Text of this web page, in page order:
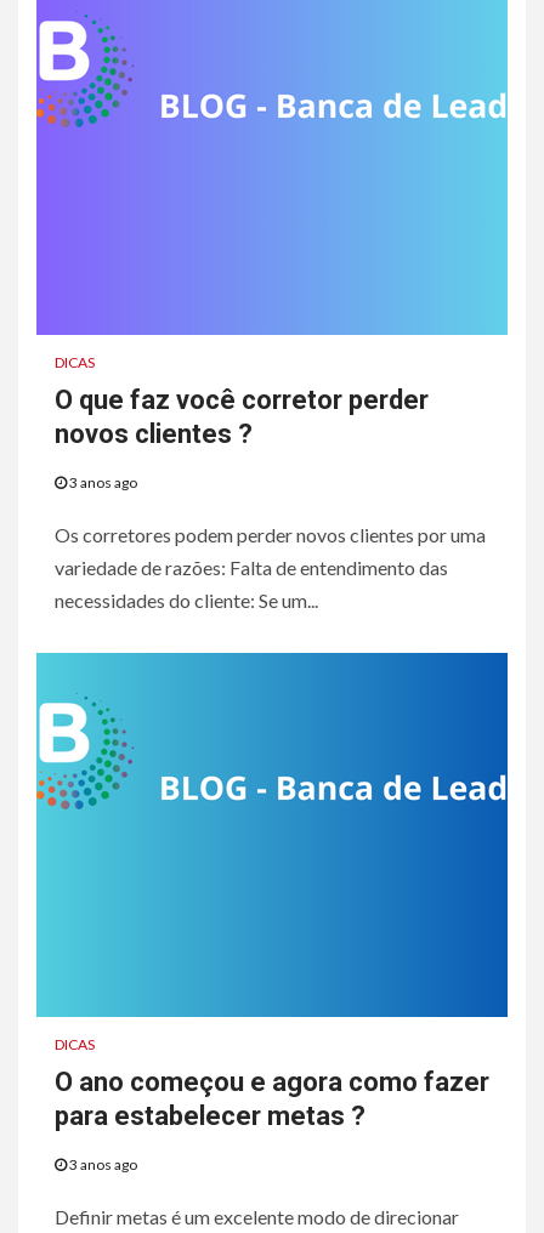
DICAS
O que faz você corretor perder
novos clientes ?
3 anos ago
Os corretores podem perder novos clientes por uma
variedade de razões: Falta de entendimento das
necessidades do cliente: Se um...
DICAS
O ano começou e agora como fazer
para estabelecer metas ?
3 anos ago
Definir metas é um excelente modo de direcionar